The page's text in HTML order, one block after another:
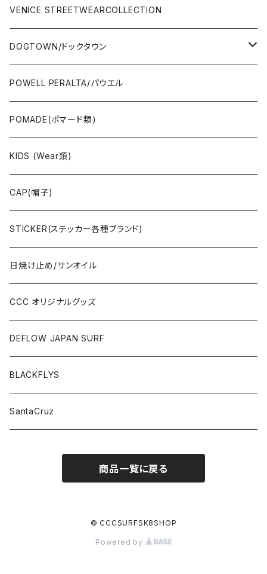
Ripcurl(サーフブランド)
SURFSKATE
WHEEL(ウィール)
OTHERS(スケボー小物/ステッカー類)
JAYADAMS/ジェイアダムス
made in USA
VENICE STREETWEARCOLLECTION
DOGTOWN/ドックタウン
WEAR(衣類)
Deck(スケートデッキ)
CAP/HAT(キャップ類)
OTHERS(ドックタウン小物)
POWELL PERALTA/パウエル
POMADE(ポマード類)
KIDS (Wear類)
CAP(帽子)
STICKER(ステッカー各種ブランド)
日焼け止め/サンオイル
CCC オリジナルグッズ
DEFLOW JAPAN SURF
BLACKFLYS
SantaCruz
商品一覧に戻る
© CCCSURFSK8SHOP
Powered by